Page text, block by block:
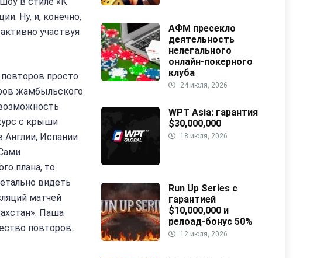
Ну, и, конечно,
участвуя
просто
жамбыльского
с крыши
Англии, Испании
плана, то
видеть
матчей
Паша
повторов.
АФМ пресекло
деятельность
нелегального
онлайн-покерного
клуба
24 июля, 2026
WPT Asia: гарантия
$30,000,000
18 июля, 2026
Run Up Series с
гарантией
$10,000,000 и
релоад-бонус 50%
12 июля, 2026